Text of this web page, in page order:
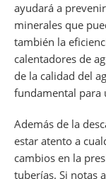
ayudará a
minerales que
también la
calentadores de
de la calidad del
fundamental para
Además de la
estar atento a
cambios en la
tuberías. Si notas